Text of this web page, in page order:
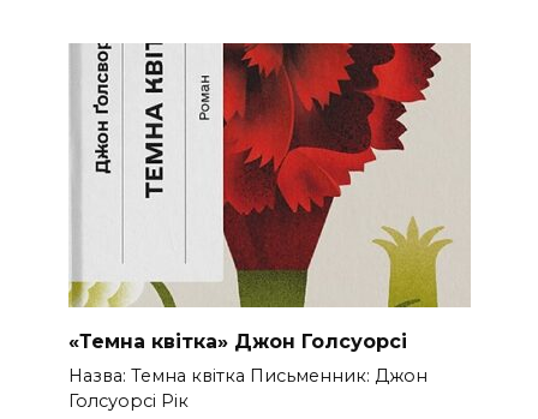
«Темна квітка» Джон Голсуорсі
Назва: Темна квітка Письменник: Джон
Голсуорсі Рік